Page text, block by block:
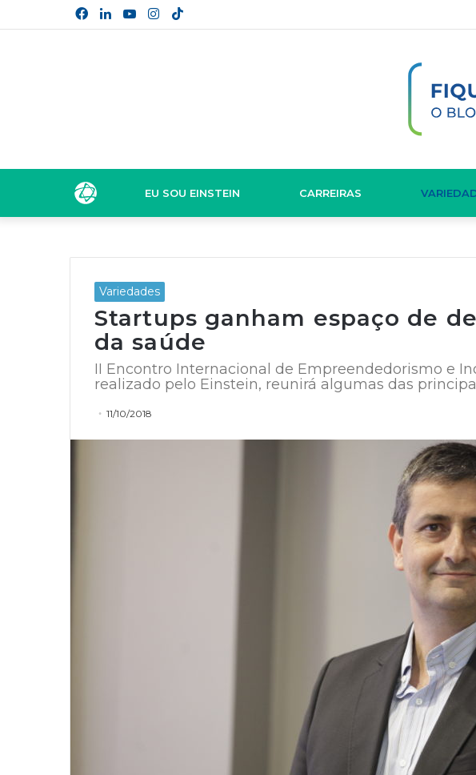
Facebook
LinkedinYouTubeInstagram
EU SOU EINSTEIN CARREIRAS
Variedades
Startups ganham espaço de
da saúde
​II Encontro Internacional de Empreendedorismo e
realizado pelo Einstein, reunirá algumas das
11/10/2018